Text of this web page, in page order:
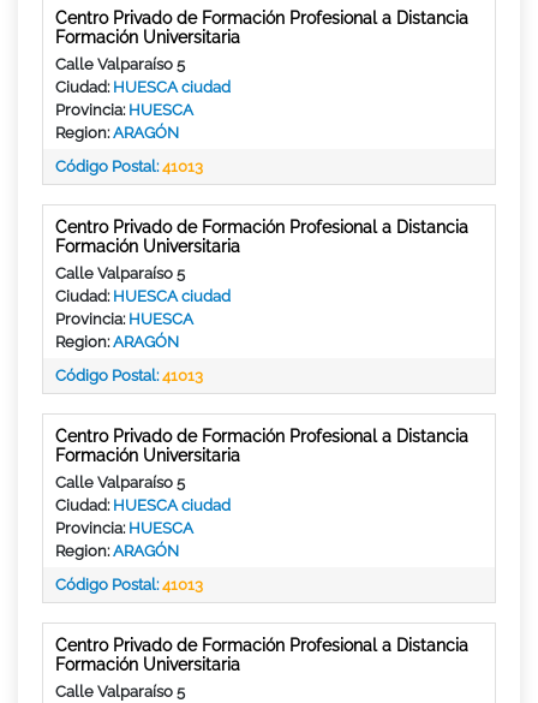
Centro Privado de Formación Profesional a Distancia
Formación Universitaria
Calle Valparaíso 5
Ciudad: HUESCA ciudad
Provincia: HUESCA
Region:ARAGÓN
Código Postal:41013
Centro Privado de Formación Profesional a Distancia
Formación Universitaria
Calle Valparaíso 5
Ciudad: HUESCA ciudad
Provincia: HUESCA
Region:ARAGÓN
Código Postal:41013
Centro Privado de Formación Profesional a Distancia
Formación Universitaria
Calle Valparaíso 5
Ciudad: HUESCA ciudad
Provincia: HUESCA
Region:ARAGÓN
Código Postal:41013
Centro Privado de Formación Profesional a Distancia
Formación Universitaria
Calle Valparaíso 5